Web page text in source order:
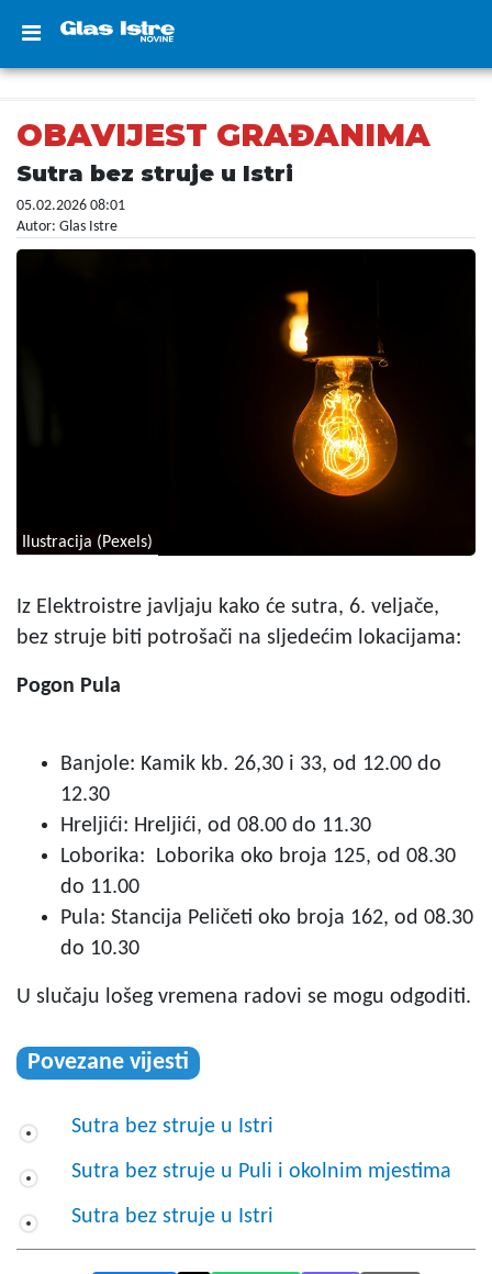
OBAVIJEST GRAĐANIMA
Sutra bez struje u Istri
05.02.2026 08:01
Autor: Glas Istre
Ilustracija (Pexels)
Iz Elektroistre javljaju kako će sutra, 6. veljače,
bez struje biti potrošači na sljedećim lokacijama:
Pogon Pula
Banjole: Kamik kb. 26,30 i 33, od 12.00 do
12.30
Hreljići: Hreljići, od 08.00 do 11.30
Loborika: Loborika oko broja 125, od 08.30
do 11.00
Pula: Stancija Peličeti oko broja 162, od 08.30
do 10.30
U slučaju lošeg vremena radovi se mogu odgoditi.
Povezane vijesti
Sutra bez struje u Istri
Sutra bez struje u Puli i okolnim mjestima
Sutra bez struje u Istri